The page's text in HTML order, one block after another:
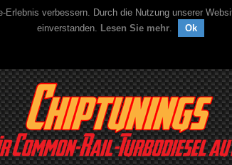
verbessern. Durch die Nutzung unserer
einverstanden. Lesen Sie mehr. Ok